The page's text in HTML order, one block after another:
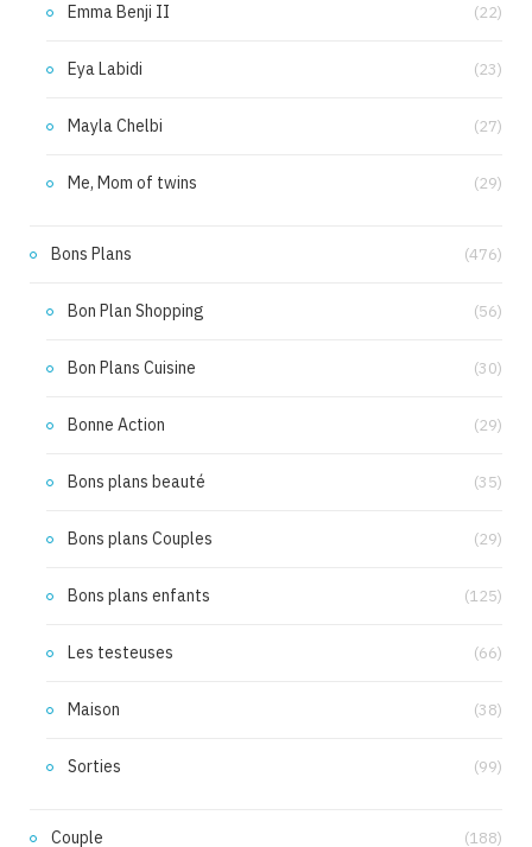
Emma Benji II (22)
Eya Labidi (23)
Mayla Chelbi (27)
Me, Mom of twins (29)
Bons Plans (476)
Bon Plan Shopping (56)
Bon Plans Cuisine (30)
Bonne Action (29)
Bons plans beauté (35)
Bons plans Couples (29)
Bons plans enfants (125)
Les testeuses (66)
Maison (38)
Sorties (99)
Couple (188)